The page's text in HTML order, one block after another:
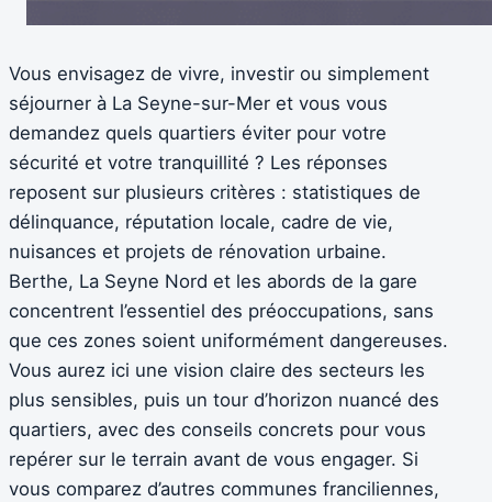
Vous envisagez de vivre, investir ou simplement
séjourner à La Seyne-sur-Mer et vous vous
demandez quels quartiers éviter pour votre
sécurité et votre tranquillité ? Les réponses
reposent sur plusieurs critères : statistiques de
délinquance, réputation locale, cadre de vie,
nuisances et projets de rénovation urbaine.
Berthe, La Seyne Nord et les abords de la gare
concentrent l’essentiel des préoccupations, sans
que ces zones soient uniformément dangereuses.
Vous aurez ici une vision claire des secteurs les
plus sensibles, puis un tour d’horizon nuancé des
quartiers, avec des conseils concrets pour vous
repérer sur le terrain avant de vous engager. Si
vous comparez d’autres communes franciliennes,